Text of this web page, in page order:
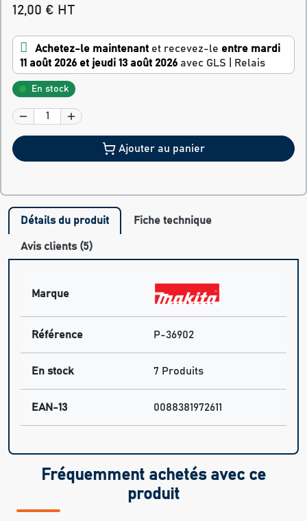
12,00 € HT
Achetez-le maintenant et recevez-le entre mardi
11 août 2026 et jeudi 13 août 2026 avec GLS | Relais
En stock
Ajouter au panier
Détails du produit Fiche technique
Avis clients (5)
Marque
Référence P-36902
En stock 7 Produits
EAN-13 0088381972611
Fréquemment achetés avec ce
produit